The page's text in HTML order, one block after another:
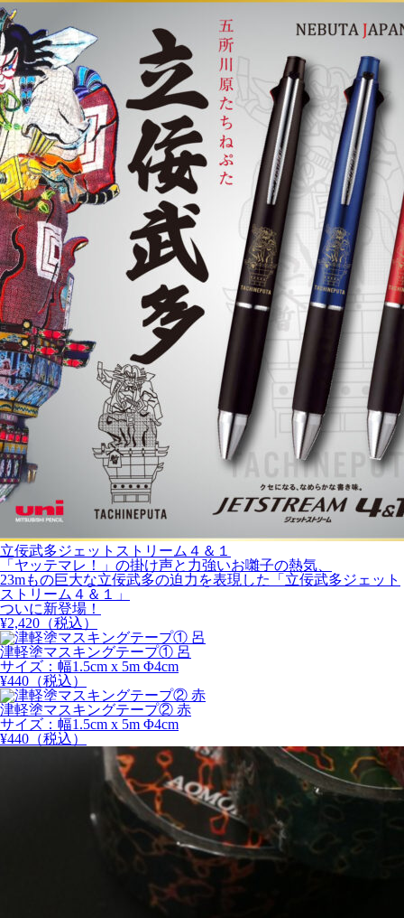
立佞武多ジェットストリーム４＆１
「ヤッテマレ！」の掛け声と力強いお囃子の熱気、
23mもの巨大な立佞武多の迫力を表現した「立佞武多ジェット
ストリーム４＆１」
ついに新登場！
¥2,420 （税込）
津軽塗マスキングテープ① 呂
サイズ：幅1.5cm x 5m Φ4cm
¥440 （税込）
津軽塗マスキングテープ② 赤
サイズ：幅1.5cm x 5m Φ4cm
¥440 （税込）